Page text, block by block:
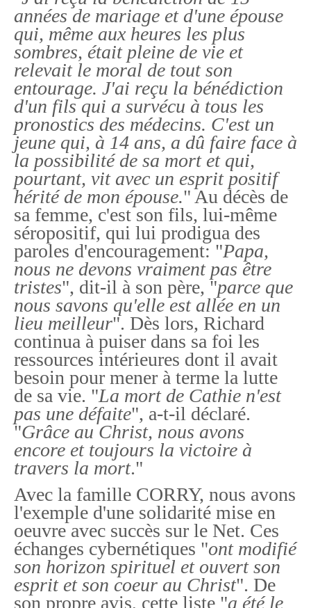
années de mariage et d'une épouse
qui, même aux heures les plus
sombres, était pleine de vie et
relevait le moral de tout son
entourage. J'ai reçu la bénédiction
d'un fils qui a survécu à tous les
pronostics des médecins. C'est un
jeune qui, à 14 ans, a dû faire face à
la possibilité de sa mort et qui,
pourtant, vit avec un esprit positif
hérité de mon épouse." Au décès de
sa femme, c'est son fils, lui-même
séropositif, qui lui prodigua des
paroles d'encouragement: "Papa,
nous ne devons vraiment pas être
tristes", dit-il à son père, "parce que
nous savons qu'elle est allée en un
lieu meilleur". Dès lors, Richard
continua à puiser dans sa foi les
ressources intérieures dont il avait
besoin pour mener à terme la lutte
de sa vie. "La mort de Cathie n'est
pas une défaite", a-t-il déclaré.
"Grâce au Christ, nous avons
encore et toujours la victoire à
travers la mort."
Avec la famille CORRY, nous avons
l'exemple d'une solidarité mise en
oeuvre avec succès sur le Net. Ces
échanges cybernétiques "ont modifié
son horizon spirituel et ouvert son
esprit et son coeur au Christ". De
son propre avis, cette liste "a été le